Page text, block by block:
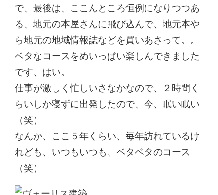
で、最後は、ここんところ恒例になりつつあ
る、地元の本屋さんに飛び込んで、地元本や
ら地元の地域情報誌などを買いあさって。。
ベタなコースをめいっぱい楽しんできました
です、はい。
仕事が激しく忙しいさなかなので、２時間く
らいしか寝ずに出発したので、今、眠い眠い
（笑）
なんか、ここ５年くらい、毎年訪れているけ
れども、いつもいつも、ベタベタのコース
（笑）